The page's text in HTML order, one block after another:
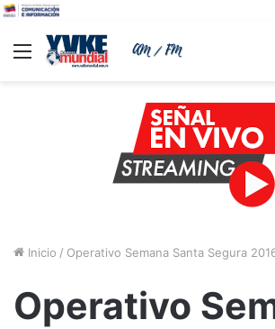
Menu
Inicio / Operativo Semana Santa Segura
Operativo